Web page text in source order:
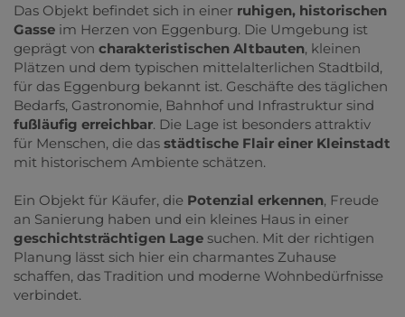
Das Objekt befindet sich in einer ruhigen, historischen
Gasse im Herzen von Eggenburg. Die Umgebung ist
geprägt von charakteristischen Altbauten, kleinen
Plätzen und dem typischen mittelalterlichen Stadtbild,
für das Eggenburg bekannt ist. Geschäfte des täglichen
Bedarfs, Gastronomie, Bahnhof und Infrastruktur sind
fußläufig erreichbar. Die Lage ist besonders attraktiv
für Menschen, die das städtische Flair einer Kleinstadt
mit historischem Ambiente schätzen.
Ein Objekt für Käufer, die Potenzial erkennen, Freude
an Sanierung haben und ein kleines Haus in einer
geschichtsträchtigen Lage suchen. Mit der richtigen
Planung lässt sich hier ein charmantes Zuhause
schaffen, das Tradition und moderne Wohnbedürfnisse
verbindet.